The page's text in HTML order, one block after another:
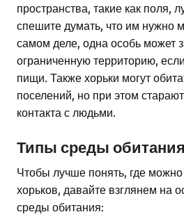
пространства, такие как поля,
спешите думать, что им нужно
самом деле, одна особь может
ограниченную территорию,
пищи. Также хорьки могут
поселений, но при этом
контакта с людьми.
Типы среды
Чтобы лучше понять, где можно
хорьков, давайте взглянем на
среды обитания: